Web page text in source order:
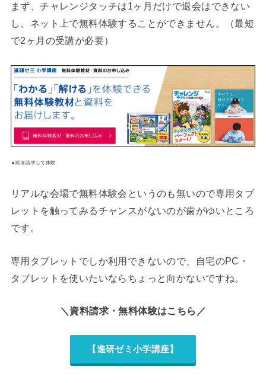
まず、チャレンジタッチは1ヶ月だけで退会はできない
し、ネット上で無料体験することができません。（最短
で2ヶ月の受講が必要）
▲紙を請求して体験
リアルな会場で無料体験会というのも無いので専用タブ
レットを触ってみるチャンスがないのが歯がゆいところ
です。
専用タブレットでしか利用できないので、自宅のPC・
タブレットを使いたいならちょっと向かないですね。
＼資料請求・無料体験はこちら／
【進研ゼミ小学講座】